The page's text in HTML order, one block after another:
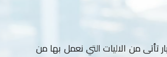
تأتى من الاليات التي نعمل بها من